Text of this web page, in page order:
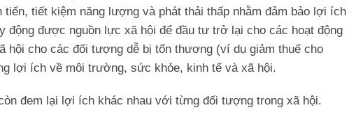
tiết kiệm năng lượng và phát thải thấp nhằm đảm bảo lợi ích
động được nguồn lực xã hội để đầu tư trở lại cho các hoạt động
hội cho các đối tượng dễ bị tổn thương (ví dụ giảm thuế cho
lợi ích về môi trường, sức khỏe, kinh tế và xã hội.
đem lại lợi ích khác nhau với từng đối tượng trong xã hội.